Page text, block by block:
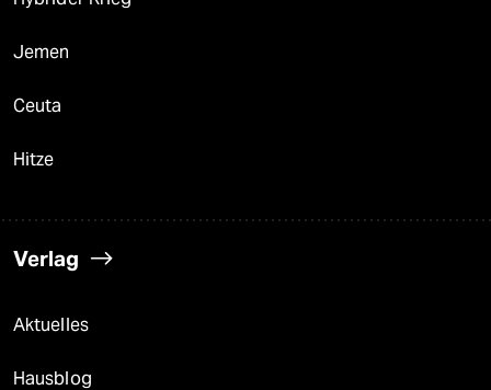
Jemen
Ceuta
Hitze
Verlag
Aktuelles
Hausblog